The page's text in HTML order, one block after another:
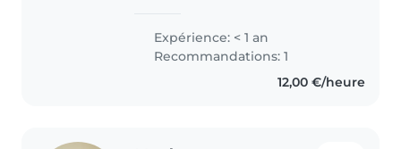
Finance à l'EDHEC business
School. J'aime passer du temps
avec les enfants, jouer avec eux
Expérience: < 1 an
Recommandations: 1
12,00 €/heure